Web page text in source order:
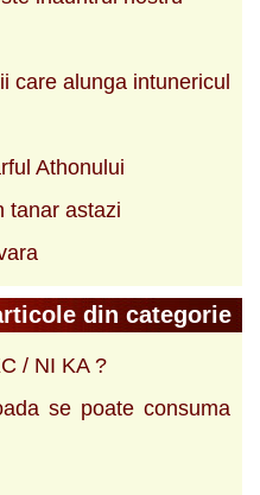
care alunga intunericul
Athonului
tanar astazi
din categorie
/ NI KA ?
se poate consuma